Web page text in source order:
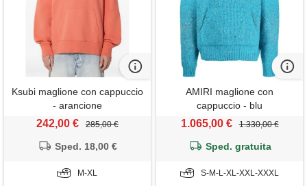
Ksubi maglione con cappuccio
- arancione
242,00 € 285,00 €
Sped. 18,00 €
M-XL
AMIRI maglione con
cappuccio - blu
1.065,00 € 1.330,00 €
Sped. gratuita
S-M-L-XL-XXL-XXXL